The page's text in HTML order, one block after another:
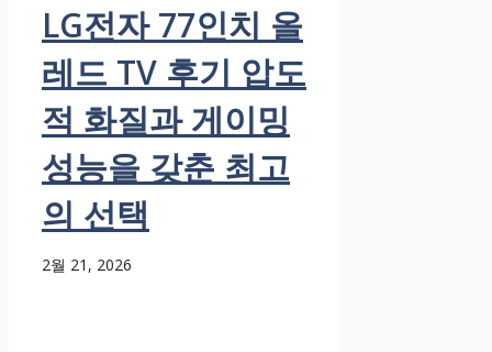
LG전자 77인치 올
레드 TV 후기 압도
적 화질과 게이밍
성능을 갖춘 최고
의 선택
2월 21, 2026